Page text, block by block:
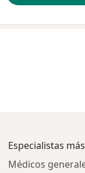
Especialistas
Médicos